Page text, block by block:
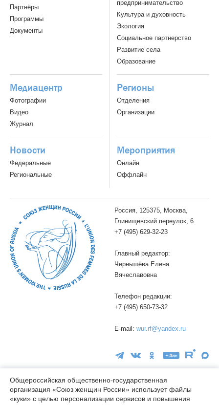
Партнёры
Программы
Документы
предпринимательство
Культура и духовность
Экология
Социальное партнерство
Развитие села
Образование
Медиацентр
Фотографии
Видео
Журнал
Регионы
Отделения
Организации
Новости
Федеральные
Региональные
Мероприятия
Онлайн
Оффлайн
Россия, 125375, Москва,
Глинищевский переулок, 6
+7 (495) 629-32-23
Главный редактор:
Чернышёва Елена
Вячеславовна
Телефон редакции:
+7 (495) 650-73-32
E-mail: wur.rf@yandex.ru
16+
Общероссийская общественно-государственная
организация «Союз женщин России» использует файлы
«куки» с целью персонализации сервисов и повышения